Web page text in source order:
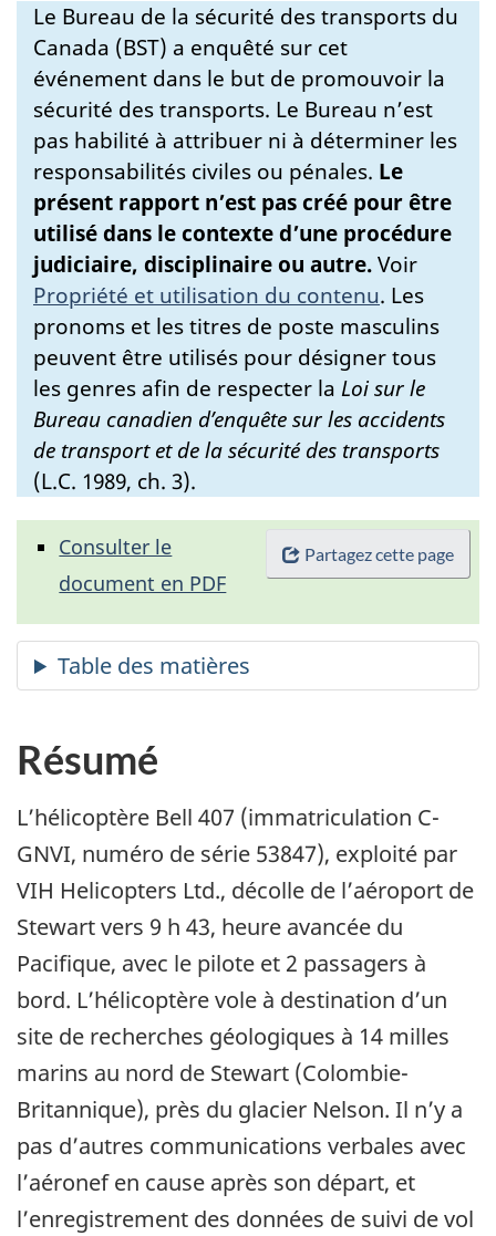
Le Bureau de la sécurité des transports du
Canada (BST) a enquêté sur cet
événement dans le but de promouvoir la
sécurité des transports. Le Bureau n’est
pas habilité à attribuer ni à déterminer les
responsabilités civiles ou pénales. Le
présent rapport n’est pas créé pour être
utilisé dans le contexte d’une procédure
judiciaire, disciplinaire ou autre.Voir
Propriété et utilisation du contenu. Les
pronoms et les titres de poste masculins
peuvent être utilisés pour désigner tous
les genres afin de respecter la Loi sur le
Bureau canadien d’enquête sur les accidents
de transport et de la sécurité des transports
(L.C. 1989, ch. 3).
Partagez cette page
Consulter le
document en PDF
Résumé
L’hélicoptère Bell 407 (immatriculation C-
GNVI, numéro de série 53847), exploité par
VIH Helicopters Ltd., décolle de l’aéroport de
Stewart vers 9 h 43, heure avancée du
Pacifique, avec le pilote et 2 passagers à
bord. L’hélicoptère vole à destination d’un
site de recherches géologiques à 14 milles
marins au nord de Stewart (Colombie-
Britannique), près du glacier Nelson. Il n’y a
pas d’autres communications verbales avec
l’aéronef en cause après son départ, et
l’enregistrement des données de suivi de vol